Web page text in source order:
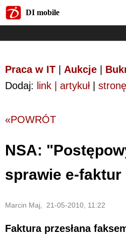
DI mobile
Praca w IT Aukcje
Dodaj: link | artykuł| stronę
«POWRÓT
NSA:
sprawie e-faktur
Marcin Maj, 21-05-2010, 11:22
Faktura przesłana
DI mobile